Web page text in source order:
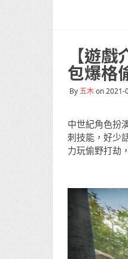
【遊
包爆格
By五木on 2021-
中世紀角色扮
刺技能，好少
力玩偷野打劫